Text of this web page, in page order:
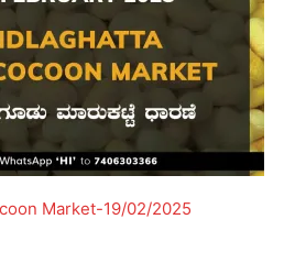
Market-19/02/2025